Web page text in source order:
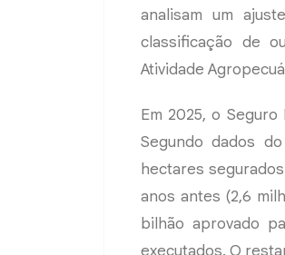
analisam um
classificação de
Atividade
Em 2025, o
Segundo dados
hectares
anos antes (2,6
bilhão aprovado
executados. O